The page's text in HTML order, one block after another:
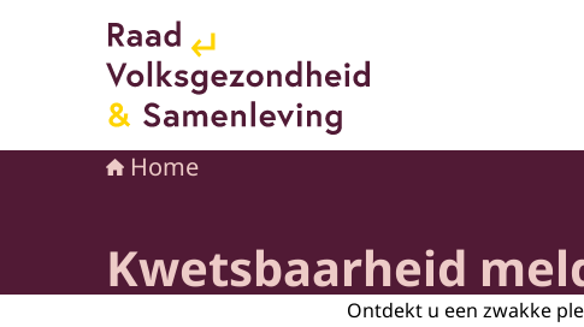
Naar de homepage van Raad voor Volksgezondheid
Home
Kwetsbaarheid
Ontdekt u een zwakke